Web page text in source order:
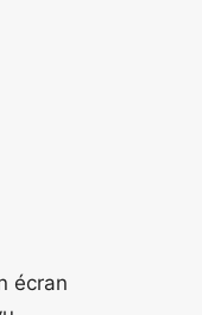
écran